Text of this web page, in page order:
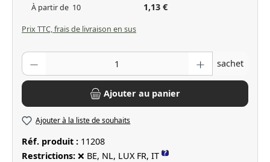
À partir de 10 1,13 €
Prix TTC, frais de livraison en sus
Quantité de produit : Entrez la quantité souhaitée ou utilisez les
sachet
Ajouter au panier
Ajouter à la liste de souhaits
Réf. produit : 11208
Restrictions: ❌ BE, NL, LUX FR, IT ?